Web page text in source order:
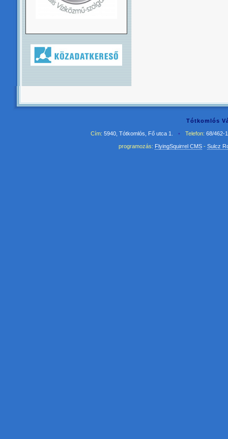
Tótkomlós
Cím: 5940, Tótkomlós, Fő utca 1. • Telefon: 68/462-
programozás: FlyingSquirrel CMS- Sulcz